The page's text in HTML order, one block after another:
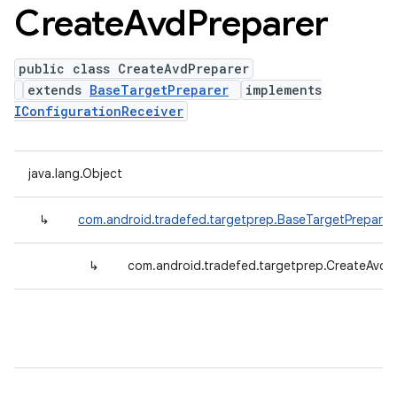
CreateAvdPreparer
public class CreateAvdPreparer
extends BaseTargetPreparer
implements
IConfigurationReceiver
java.lang.Object
↳ com.android.tradefed.targetprep.BaseTargetPreparer
↳